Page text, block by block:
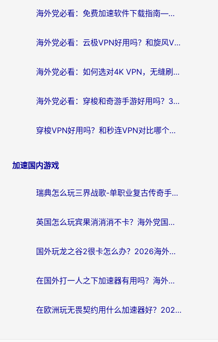
海外党必看：免费加速软件下载指南——无缝访问国内资源的正确打开方式
海外党必看：云极VPN好用吗？和旋风VPN对比哪个回国效果更好？附真实体验+选择攻略
海外党必看：如何选对4K VPN，无缝刷国内剧听网易云？
海外党必看：穿梭和奇游手游好用吗？3步选对回国加速器，流畅看CCTV5海外直播
穿梭VPN好用吗？和秒连VPN对比哪个回国效果更好？海外党亲测实用指南
加速国内游戏
瑞典怎么玩三界战歌-单职业复古传奇手游？海外党国服游戏加速终极指南
英国怎么玩宾果消消消不卡？海外党国服游戏加速终极攻略（附守望第九大陆解决办法）
国外玩龙之谷2很卡怎么办？2026海外党必看的国服游戏加速全攻略
在国外打一人之下加速器有用吗？海外党国服游戏畅玩全攻略
在欧洲玩无畏契约用什么加速器好？2026海外党亲测有效指南